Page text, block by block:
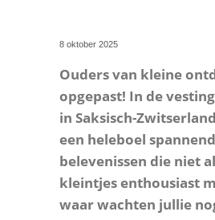
8 oktober 2025
Ouders van kleine
opgepast! In de
in Saksisch-
een heleboel
belevenissen die niet
kleintjes enthousiast
waar wachten jullie